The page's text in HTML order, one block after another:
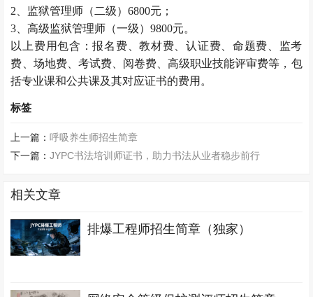
2、监狱管理师（二级）6800元；
3、高级监狱管理师（一级）9800元。
以上费用包含：报名费、教材费、认证费、命题费、监考
费、场地费、考试费、阅卷费、高级职业技能评审费等，包
括专业课和公共课及其对应证书的费用。
标签
上一篇：呼吸养生师招生简章
下一篇：JYPC书法培训师证书，助力书法从业者稳步前行
相关文章
排爆工程师招生简章（独家）